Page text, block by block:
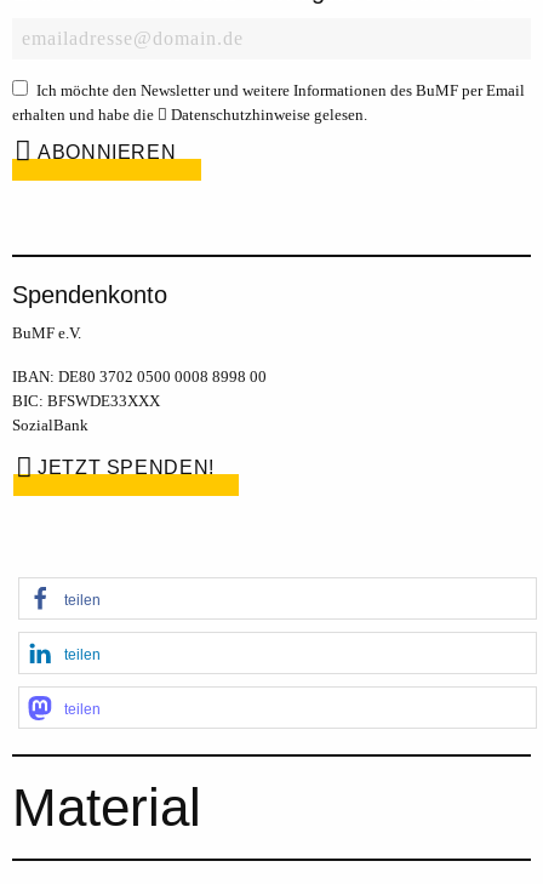
Ich möchte den Newsletter und weitere Informationen des BuMF per Email
erhalten und habe die
Datenschutzhinweise gelesen.
Spendenkonto
BuMF e.V.
IBAN: DE80 3702 0500 0008 8998 00
BIC: BFSWDE33XXX
SozialBank
JETZT SPENDEN!
teilen
teilen
teilen
Material